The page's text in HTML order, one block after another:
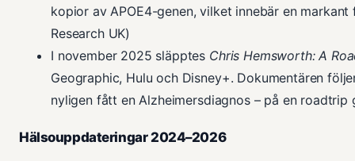
kopior av APOE4-genen, vilket innebär en
Research UK)
I november 2025 släpptes Chris Hemsworth: A
Geographic, Hulu och Disney+. Dokumentären
nyligen fått en Alzheimersdiagnos – på en roadtrip
Hälsouppdateringar 2024–2026